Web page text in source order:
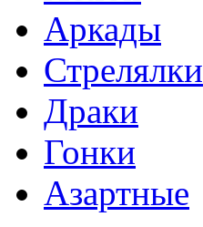
Аркады
Стрелялки
Драки
Гонки
Азартные